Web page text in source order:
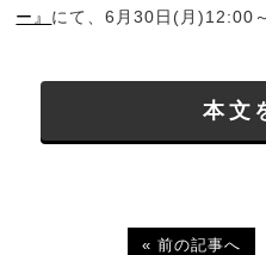
ー』 にて、6月30日(月)12:00
本文
« 前の記事へ